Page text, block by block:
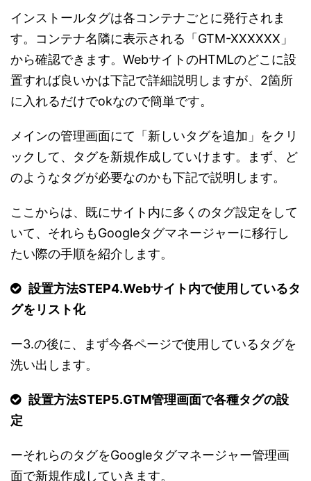
インストールタグは各コンテナごとに発行されま
す。コンテナ名隣に表示される「GTM-XXXXXX」
から確認できます。WebサイトのHTMLのどこに設
置すれば良いかは下記で詳細説明しますが、2箇所
に入れるだけでokなので簡単です。
メインの管理画面にて「新しいタグを追加」をクリ
ックして、タグを新規作成していけます。まず、ど
のようなタグが必要なのかも下記で説明します。
ここからは、既にサイト内に多くのタグ設定をして
いて、それらもGoogleタグマネージャーに移行し
たい際の手順を紹介します。
設置方法STEP4.Webサイト内で使用しているタ
グをリスト化
ー3.の後に、まず今各ページで使用しているタグを
洗い出します。
設置方法STEP5.GTM管理画面で各種タグの設
定
ーそれらのタグをGoogleタグマネージャー管理画
面で新規作成していきます。